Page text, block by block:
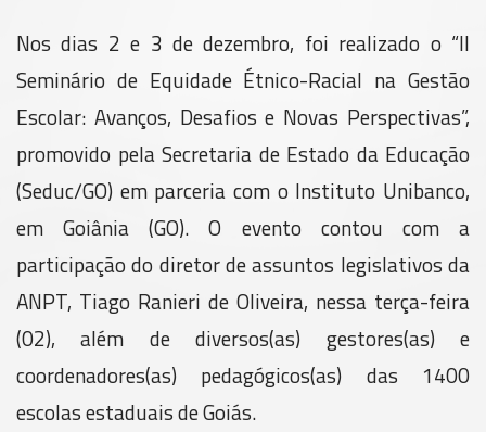
Nos dias 2 e 3 de dezembro, foi realizado o “II
Seminário de Equidade Étnico-Racial na Gestão
Escolar: Avanços, Desafios e Novas Perspectivas”,
promovido pela Secretaria de Estado da Educação
(Seduc/GO) em parceria com o Instituto Unibanco,
em Goiânia (GO). O evento contou com a
participação do diretor de assuntos legislativos da
ANPT, Tiago Ranieri de Oliveira, nessa terça-feira
(02), além de diversos(as) gestores(as) e
coordenadores(as) pedagógicos(as) das 1400
escolas estaduais de Goiás.